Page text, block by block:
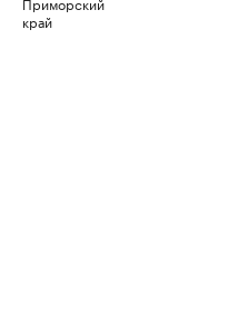
край